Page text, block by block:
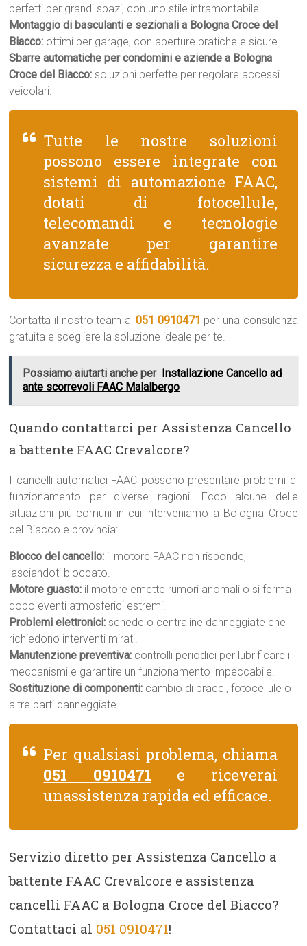
perfetti per grandi spazi, con uno stile intramontabile.
Montaggio di basculanti e sezionali a Bologna Croce del
Biacco: ottimi per garage, con aperture pratiche e sicure.
Sbarre automatiche per condomini e aziende a Bologna
Croce del Biacco: soluzioni perfette per regolare accessi
veicolari.
Tutte le nostre soluzioni
possono essere integrate con
sistemi di automazione FAAC,
dotati di fotocellule,
telecomandi e tecnologie
avanzate per garantire
sicurezza e affidabilità.
Contatta il nostro team al051 0910471 per una consulenza
gratuita e scegliere la soluzione ideale per te.
Possiamo aiutarti anche per Installazione Cancello ad
ante scorrevoli FAAC Malalbergo
Quando contattarci per Assistenza Cancello
a battente FAAC Crevalcore?
I cancelli automatici FAAC possono presentare problemi di
funzionamento per diverse ragioni. Ecco alcune delle
situazioni più comuni in cui interveniamo a Bologna Croce
del Biacco e provincia:
Blocco del cancello: il motore FAAC non risponde,
lasciandoti bloccato.
Motore guasto: il motore emette rumori anomali o si ferma
dopo eventi atmosferici estremi.
Problemi elettronici: schede o centraline danneggiate che
richiedono interventi mirati.
Manutenzione preventiva: controlli periodici per lubrificare i
meccanismi e garantire un funzionamento impeccabile.
Sostituzione di componenti: cambio di bracci, fotocellule o
altre parti danneggiate.
Per qualsiasi problema, chiama
051 0910471 e riceverai
unassistenza rapida ed efficace.
Servizio diretto per Assistenza Cancello a
battente FAAC Crevalcore e assistenza
cancelli FAAC a Bologna Croce del Biacco?
Contattaci al 051 0910471!